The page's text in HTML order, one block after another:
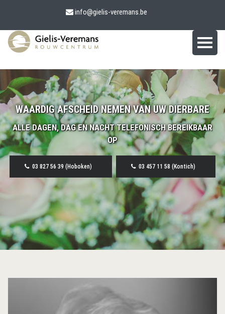
info@gielis-veremans.be
WAARDIG AFSCHEID NEMEN VAN UW DIERBARE
ALLE DAGEN, DAG EN NACHT TELEFONISCH BEREIKBAAR
OP
03 827 56 39 (Hoboken) 03 457 11 58 (Kontich)